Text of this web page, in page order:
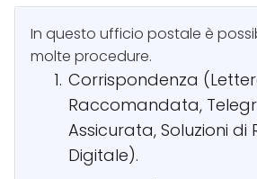
In questo ufficio postale è
molte procedure.
Corrispondenza
Raccomandata,
Assicurata, Soluzioni di
Digitale).